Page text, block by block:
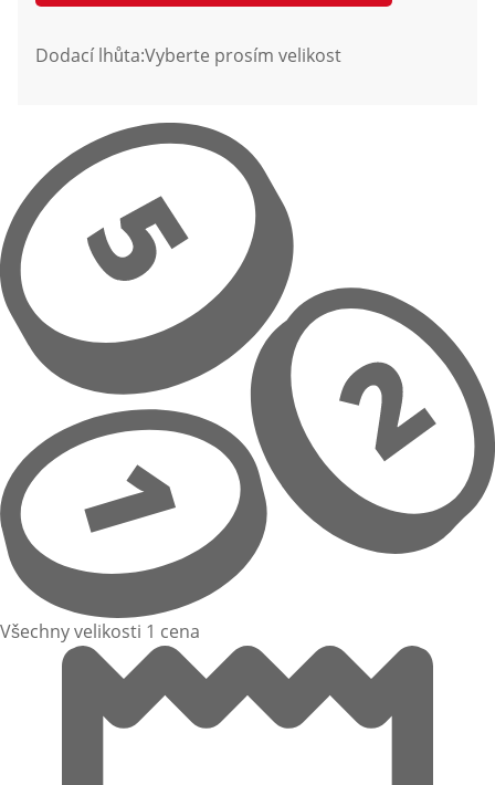
Dodací lhůta:Vyberte prosím velikost
Všechny velikosti 1 cena